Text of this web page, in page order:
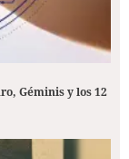
Géminis y los 12